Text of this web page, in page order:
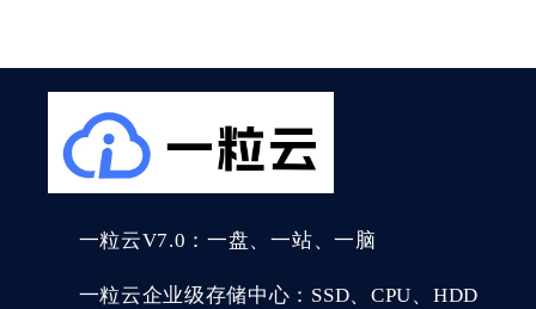
一粒云V7.0：一盘、一站、一脑
一粒云企业级存储中心：SSD、CPU、HDD